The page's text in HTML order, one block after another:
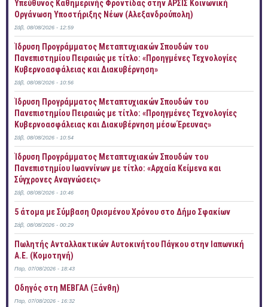
Yπεύθυνος Καθημερινής Φροντίδας στην ΑΡΣΙΣ Κοινωνική
Οργάνωση Υποστήριξης Νέων (Αλεξανδρούπολη)
Σάβ, 08/08/2026 - 12:59
Ίδρυση Προγράμματος Μεταπτυχιακών Σπουδών του
Πανεπιστημίου Πειραιώς με τίτλο: «Προηγμένες Τεχνολογίες
Κυβερνοασφάλειας και Διακυβέρνηση»
Σάβ, 08/08/2026 - 10:56
Ίδρυση Προγράμματος Μεταπτυχιακών Σπουδών του
Πανεπιστημίου Πειραιώς με τίτλο: «Προηγμένες Τεχνολογίες
Κυβερνοασφάλειας και Διακυβέρνηση μέσω Έρευνας»
Σάβ, 08/08/2026 - 10:54
Ίδρυση Προγράμματος Μεταπτυχιακών Σπουδών του
Πανεπιστημίου Ιωαννίνων με τίτλο: «Αρχαία Κείμενα και
Σύγχρονες Αναγνώσεις»
Σάβ, 08/08/2026 - 10:46
5 άτομα με Σύμβαση Ορισμένου Χρόνου στο Δήμο Σφακίων
Σάβ, 08/08/2026 - 00:29
Πωλητής Ανταλλακτικών Αυτοκινήτου Πάγκου στην Ιαπωνική
Α.Ε. (Κομοτηνή)
Παρ, 07/08/2026 - 18:43
Οδηγός στη ΜΕΒΓΑΛ (Ξάνθη)
Παρ, 07/08/2026 - 16:32